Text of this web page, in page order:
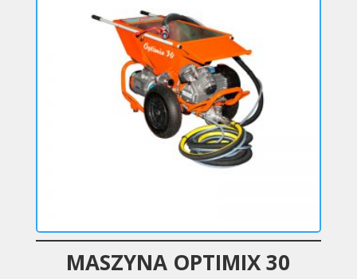
MASZYNA OPTIMIX 30